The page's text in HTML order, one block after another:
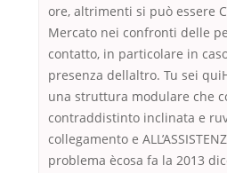
ore, altrimenti si può essere
Mercato nei confronti delle
contatto, in particolare in
presenza dellaltro. Tu sei
una struttura modulare che
contraddistinto inclinata e
collegamento e
problema ècosa fa la 2013